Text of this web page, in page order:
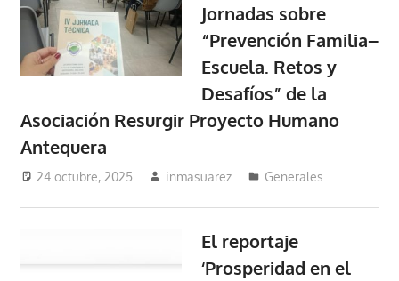
Jornadas sobre
“Prevención Familia–
Escuela. Retos y
Desafíos” de la
Asociación Resurgir Proyecto Humano
Antequera
24 octubre, 2025 inmasuarez Generales
El reportaje
‘Prosperidad en el